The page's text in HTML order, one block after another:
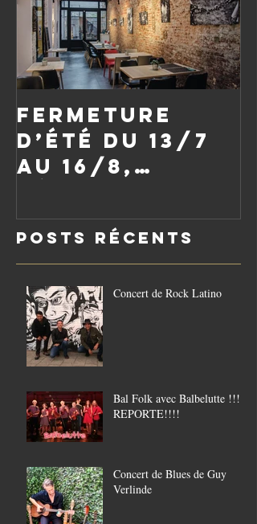
Fermeture
d’été du 13/7
au 16/8,
le vendredi
21/8
Posts Récents
Concert de Rock Latino
Bal Folk avec Balbelutte !!!!
REPORTE!!!!
Concert de Blues de Guy
Verlinde